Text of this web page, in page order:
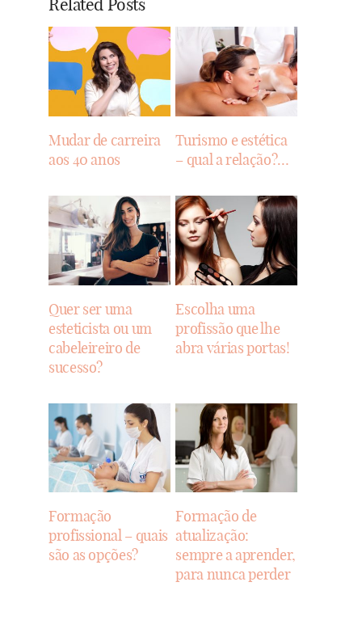
Related Posts
Mudar de carreira
aos 40 anos
Turismo e estética
– qual a relação?…
Quer ser uma
esteticista ou um
cabeleireiro de
sucesso?
Escolha uma
profissão que lhe
abra várias portas!
Formação
profissional – quais
são as opções?
Formação de
atualização:
sempre a aprender,
para nunca perder